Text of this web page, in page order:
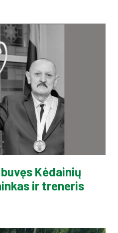
Kėdainių
ir treneris